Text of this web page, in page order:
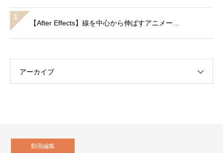
3
【After Effects】線を中心から伸ばすアニメー…
アーカイブ
動画編集